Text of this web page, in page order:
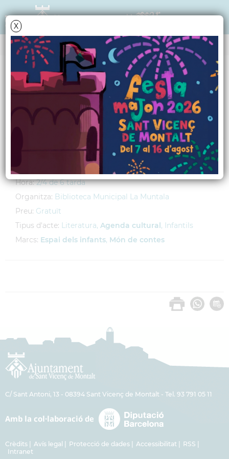
X
AGENDA
Dimecres13 juny 2012
L'hora del conte
Centre Cívic El Gorg
Adreça:
Riera del Gorg, s/n
Hora: 2/4 de 6 tarda
Organitza: Biblioteca Municipal La Muntala
Preu: Gratuït
Tipus d'acte: Literatura, Agenda cultural, Infantils
Marcs: Espai dels infants, Món de contes
C/ Sant Antoni, 13 - 08394 Sant Vicenç de Montalt - Tel. 93 791 05 11
Crèdits Avís legal Protecció de dades Accessibilitat
RSS
Intranet